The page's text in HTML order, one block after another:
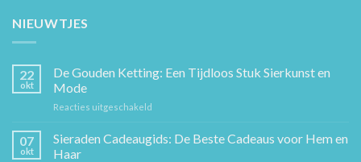
NIEUWTJES
22
okt
De Gouden Ketting: Een Tijdloos Stuk Sierkunst en
Mode
Reacties uitgeschakeld
Gouden
07
okt
Sieraden Cadeaugids: De Beste Cadeaus voor Hem en
Haar